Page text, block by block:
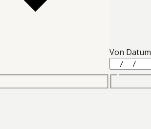
Von Datum